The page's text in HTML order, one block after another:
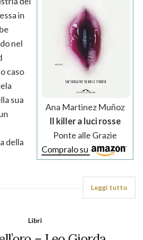
Ana Martinez Muñoz
Il killer a luci rosse
Ponte alle Grazie
Compralo su
in
nel
caso
sua
della
Leggi tutto
Libri